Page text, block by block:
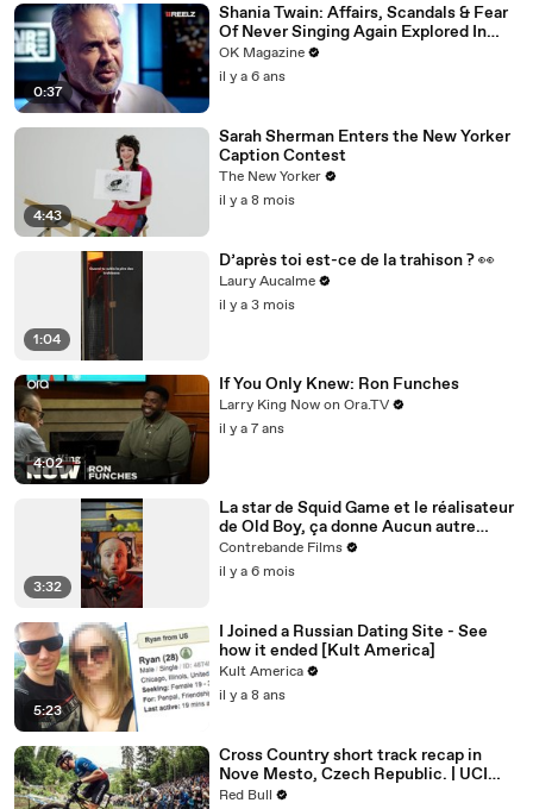
0:37
Shania Twain: Affairs, Scandals & Fear
Of Never Singing Again Explored In
REELZ Doc: Watch
OK Magazine
il y a 6 ans
4:43
Sarah Sherman Enters the New Yorker
Caption Contest
The New Yorker
il y a 8 mois
1:04
D’après toi est-ce de la trahison ? 👀
Laury Aucalme
il y a 3 mois
4:02
If You Only Knew: Ron Funches
Larry King Now on Ora.TV
il y a 7 ans
3:32
La star de Squid Game et le réalisateur
de Old Boy, ça donne Aucun autre
choix. Est-ce le chef-d’œuvre annoncé
?
Contrebande Films
il y a 6 mois
5:23
I Joined a Russian Dating Site - See
how it ended [Kult America]
Kult America
il y a 8 ans
Cross Country short track recap in
Nove Mesto, Czech Republic. | UCI
MTB 2018
Red Bull